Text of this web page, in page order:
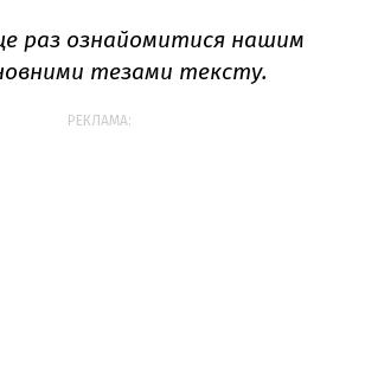
раз ознайомитися нашим
тезами тексту.
РЕКЛАМА: